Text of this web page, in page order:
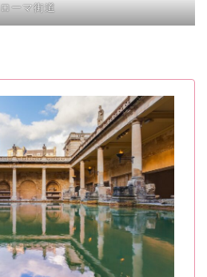
ローマ街道